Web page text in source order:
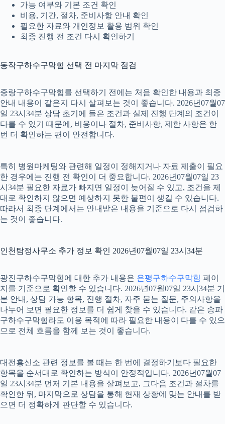
가능 여부와 기본 조건 확인
비용, 기간, 절차, 준비사항 안내 확인
필요한 자료와 개인정보 활용 범위 확인
최종 진행 전 조건 다시 확인하기
동작구하수구막힘 선택 전 마지막 점검
중랑구하수구막힘를 선택하기 전에는 처음 확인한 내용과 최종
안내 내용이 같은지 다시 살펴보는 것이 좋습니다. 2026년07월07
일 23시34분 상담 초기에 들은 조건과 실제 진행 단계의 조건이
다를 수 있기 때문에, 비용이나 절차, 준비사항, 제한 사항은 한
번 더 확인하는 편이 안전합니다.
특히 병원마케팅와 관련해 일정이 정해지거나 자료 제출이 필요
한 경우에는 진행 전 확인이 더 중요합니다. 2026년07월07일 23
시34분 필요한 자료가 빠지면 일정이 늦어질 수 있고, 조건을 제
대로 확인하지 않으면 예상하지 못한 불편이 생길 수 있습니다.
따라서 최종 단계에서는 안내받은 내용을 기준으로 다시 점검하
는 것이 좋습니다.
인천탐정사무소 추가 정보 확인 2026년07월07일 23시34분
광진구하수구막힘에 대한 추가 내용은 은평구하수구막힘 페이
지를 기준으로 확인할 수 있습니다. 2026년07월07일 23시34분 기
본 안내, 상담 가능 항목, 진행 절차, 자주 묻는 질문, 주의사항을
나누어 보면 필요한 정보를 더 쉽게 찾을 수 있습니다. 같은 송파
구하수구막힘라도 이용 목적에 따라 필요한 내용이 다를 수 있으
므로 전체 흐름을 함께 보는 것이 좋습니다.
대전흥신소 관련 정보를 볼 때는 한 번에 결정하기보다 필요한
항목을 순서대로 확인하는 방식이 안정적입니다. 2026년07월07
일 23시34분 먼저 기본 내용을 살펴보고, 그다음 조건과 절차를
확인한 뒤, 마지막으로 상담을 통해 현재 상황에 맞는 안내를 받
으면 더 정확하게 판단할 수 있습니다.